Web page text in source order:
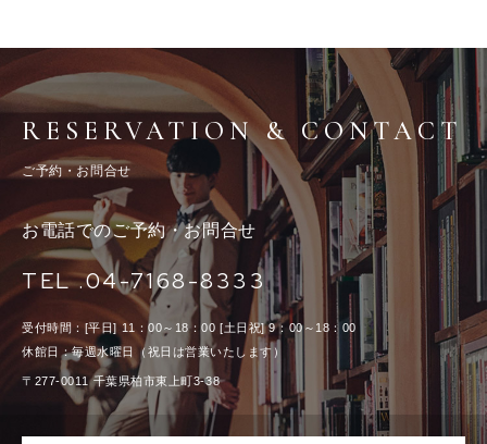
RESERVATION & CONTACT
ご予約・お問合せ
お電話でのご予約・お問合せ
TEL .04-7168-8333
受付時間：[平日] 11：00～18：00 [土日祝] 9：00～18：00
休館日：毎週水曜日（祝日は営業いたします）
〒277-0011 千葉県柏市東上町3-38